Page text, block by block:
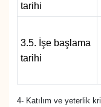
tarihi
3.5. İşe başlama
tarihi
4- Katılım ve yeterlik